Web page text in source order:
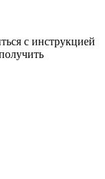
с инструкцией